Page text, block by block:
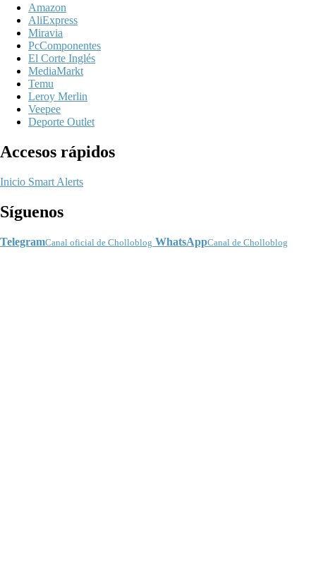
Amazon
AliExpress
Miravia
PcComponentes
El Corte Inglés
MediaMarkt
Temu
Leroy Merlin
Veepee
Deporte Outlet
Accesos rápidos
Inicio Smart Alerts
Síguenos
TelegramCanal oficial de Cholloblog WhatsAppCanal de Cholloblog